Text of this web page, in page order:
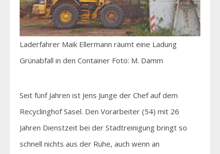
Laderfahrer Maik Ellermann räumt eine Ladung
Grünabfall in den Container Foto: M. Damm
Seit fünf Jahren ist Jens Junge der Chef auf dem
Recyclinghof Sasel. Den Vorarbeiter (54) mit 26
Jahren Dienstzeit bei der Stadtreinigung bringt so
schnell nichts aus der Ruhe, auch wenn an